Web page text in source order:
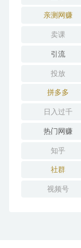
亲测网赚
卖课
引流
投放
拼多多
日入过千
热门网赚
知乎
社群
视频号